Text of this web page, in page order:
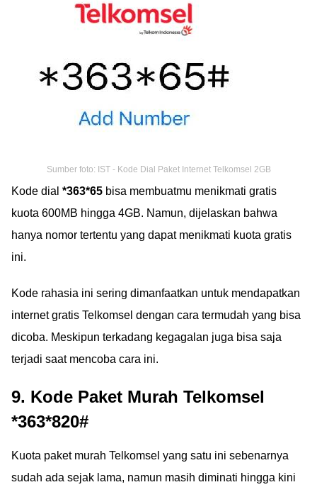
Sumber foto: IST - Kode Dial Paket Internet Telkomsel 2GB
Kode dial *363*65 bisa membuatmu menikmati gratis
kuota 600MB hingga 4GB. Namun, dijelaskan bahwa
hanya nomor tertentu yang dapat menikmati kuota gratis
ini.
Kode rahasia ini sering dimanfaatkan untuk mendapatkan
internet gratis Telkomsel dengan cara termudah yang bisa
dicoba. Meskipun terkadang kegagalan juga bisa saja
terjadi saat mencoba cara ini.
9. Kode Paket Murah Telkomsel
*363*820#
Kuota paket murah Telkomsel yang satu ini sebenarnya
sudah ada sejak lama, namun masih diminati hingga kini